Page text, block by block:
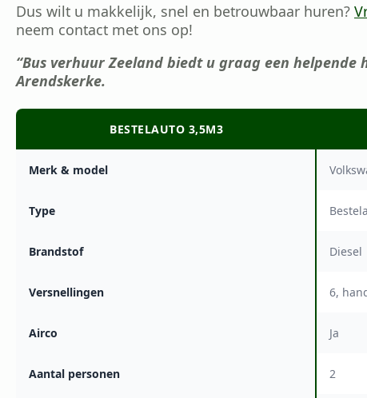
Dus wilt u makkelijk, snel en betrouwbaar huren?
neem contact met ons op!
“Bus verhuur Zeeland biedt u graag een helpende
Arendskerke.
BESTELAUTO 3,5M3
Merk & model
Type
Brandstof Diesel
Versnellingen 6,
Airco Ja
Aantal personen 2